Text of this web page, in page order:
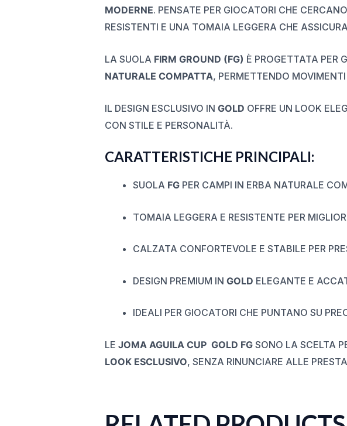
MODERNE. PENSATE PER GIOCATORI CHE
RESISTENTI E UNA TOMAIA LEGGERA CHE
LA SUOLA FIRM GROUND (FG) È PROGETTATA PER
NATURALE COMPATTA, PERMETTENDO
IL DESIGN ESCLUSIVO IN GOLD OFFRE UN LOOK
CON STILE E PERSONALITÀ.
CARATTERISTICHE PRINCIPALI:
SUOLA FGPER CAMPI IN ERBA NATURALE
TOMAIA LEGGERA E RESISTENTE PER
CALZATA CONFORTEVOLE E STABILE PER
DESIGN PREMIUM IN GOLD ELEGANTE E
IDEALI PER GIOCATORI CHE PUNTANO SU
LE JOMA AGUILA CUP GOLD FGSONO LA SCELTA
LOOK ESCLUSIVO, SENZA RINUNCIARE ALLE